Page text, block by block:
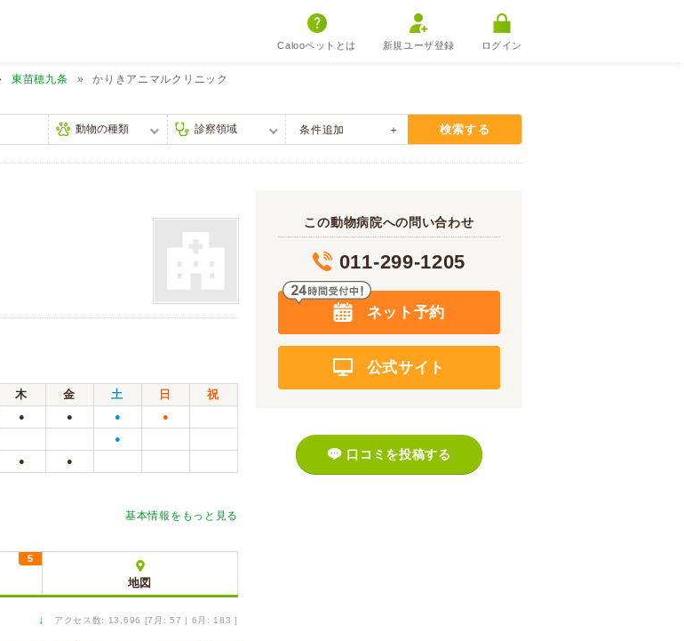
Calooペットとは 新規ユーザ登録 ログイン
東苗穂九条 かりきアニマルクリニック
条件追加 検索する
木 金 土 日
祝
● ● ● ●
●
● ●
基本情報をもっと見る
5
地図
↓ アクセス数: 13,696 [7月: 57 | 6月: 183 ]
この動物病院への問い合わせ
011-299-1205
ネット予約
公式サイト
口コミを投稿する